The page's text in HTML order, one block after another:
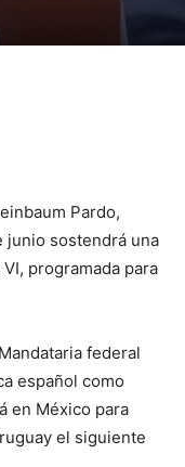
Pardo,
junio sostendrá una
programada para
federal
español como
en México para
el siguiente